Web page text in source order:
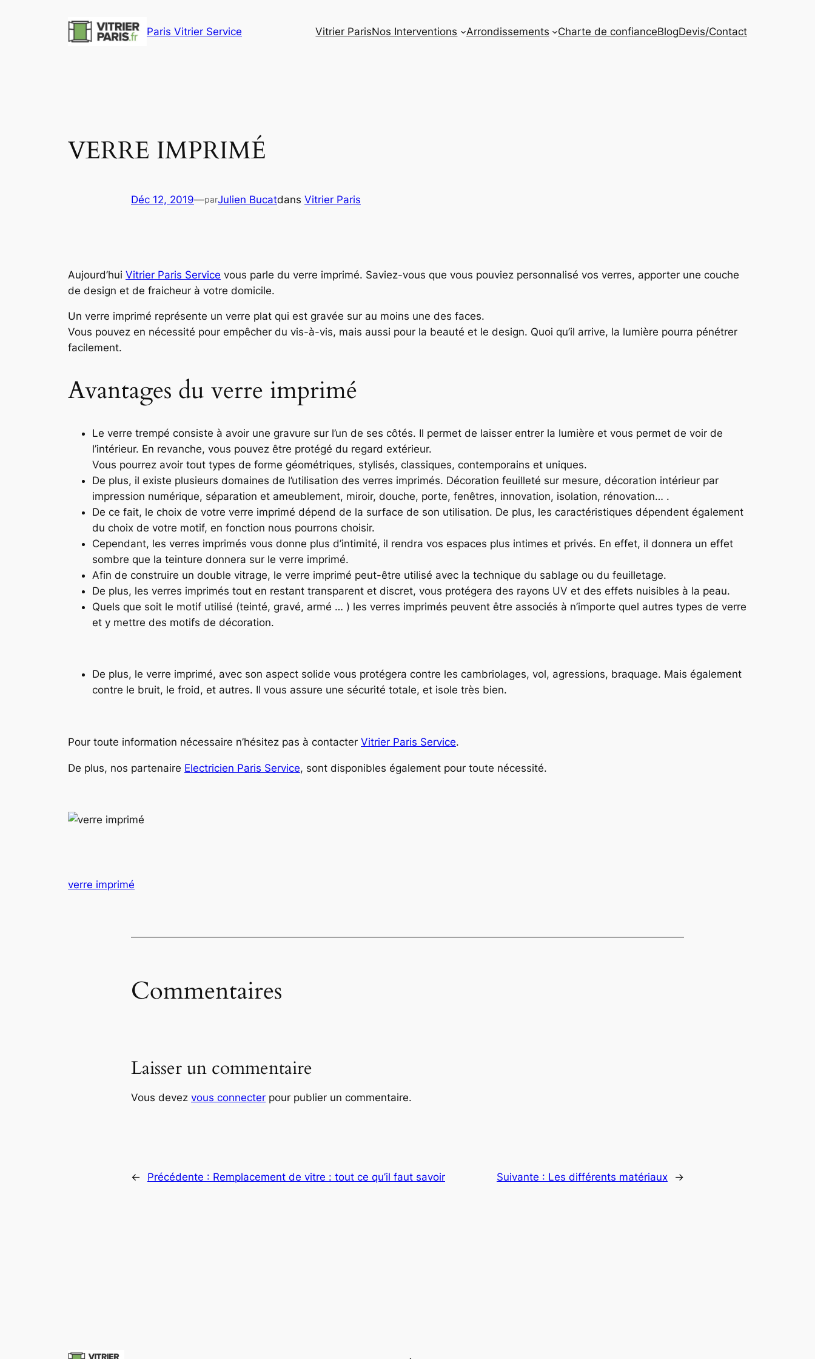
Paris Vitrier Service Vitrier ParisNos Interventions Arrondissements Charte de confianceBlogDevis/Contact
VERRE IMPRIMÉ
Déc 12, 2019—parJulien Bucatdans Vitrier Paris
Aujourd’hui Vitrier Paris Service vous parle du verre imprimé. Saviez-vous que vous pouviez personnalisé vos verres, apporter une couche
de design et de fraicheur à votre domicile.
Un verre imprimé représente un verre plat qui est gravée sur au moins une des faces.
Vous pouvez en nécessité pour empêcher du vis-à-vis, mais aussi pour la beauté et le design. Quoi qu’il arrive, la lumière pourra pénétrer
facilement.
Avantages du verre imprimé
Le verre trempé consiste à avoir une gravure sur l’un de ses côtés. Il permet de laisser entrer la lumière et vous permet de voir de
l’intérieur. En revanche, vous pouvez être protégé du regard extérieur.
Vous pourrez avoir tout types de forme géométriques, stylisés, classiques, contemporains et uniques.
De plus, il existe plusieurs domaines de l’utilisation des verres imprimés. Décoration feuilleté sur mesure, décoration intérieur par
impression numérique, séparation et ameublement, miroir, douche, porte, fenêtres, innovation, isolation, rénovation… .
De ce fait, le choix de votre verre imprimé dépend de la surface de son utilisation. De plus, les caractéristiques dépendent également
du choix de votre motif, en fonction nous pourrons choisir.
Cependant, les verres imprimés vous donne plus d’intimité, il rendra vos espaces plus intimes et privés. En effet, il donnera un effet
sombre que la teinture donnera sur le verre imprimé.
Afin de construire un double vitrage, le verre imprimé peut-être utilisé avec la technique du sablage ou du feuilletage.
De plus, les verres imprimés tout en restant transparent et discret, vous protégera des rayons UV et des effets nuisibles à la peau.
Quels que soit le motif utilisé (teinté, gravé, armé … ) les verres imprimés peuvent être associés à n’importe quel autres types de verre
et y mettre des motifs de décoration.
De plus, le verre imprimé, avec son aspect solide vous protégera contre les cambriolages, vol, agressions, braquage. Mais également
contre le bruit, le froid, et autres. Il vous assure une sécurité totale, et isole très bien.
Pour toute information nécessaire n’hésitez pas à contacter Vitrier Paris Service.
De plus, nos partenaire Electricien Paris Service, sont disponibles également pour toute nécessité.
verre imprimé
Commentaires
Laisser un commentaire
Vous devez vous connecter pour publier un commentaire.
← Précédente : Remplacement de vitre : tout ce qu’il faut savoir Suivante : Les différents matériaux →